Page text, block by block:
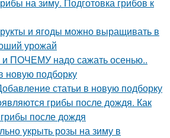
и ягоды можно выращивать в
урожай
ПОЧЕМУ надо сажать осенью..
новую подборку
статьи в новую подборку
грибы после дождя. Как
после дождя
укрыть розы на зиму в